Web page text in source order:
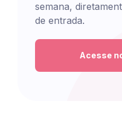
semana,
de entrada.
Acesse